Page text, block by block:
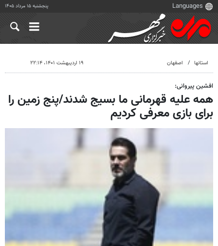
پنجشنبه ۱۵ مرداد ۱۴۰۵
استانها اصفهان ۱۹ اردیبهشت ۱۴۰۱، ۲۲:۱۴
افشین پیروانی:
همه علیه قهرمانی ما بسیج شدند/پنج زمین را
برای بازی معرفی کردیم